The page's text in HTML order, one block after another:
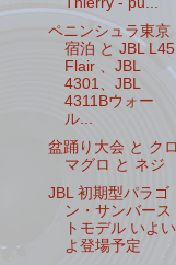
ペニンシュラ東京
宿泊 と JBL L45
Flair 、JBL
4301、JBL
4311Bウォー
ル...
盆踊り大会 と ク
マグロ と ネジ
JBL 初期型パラゴ
ン・サンバース
トモデル いよい
よ登場予定